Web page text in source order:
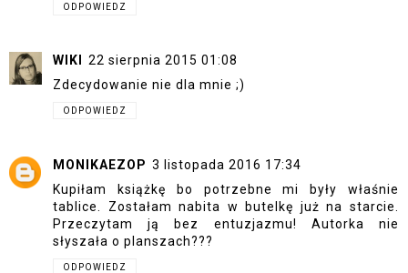
ODPOWIEDZ
WIKI
22 sierpnia 2015 01:08
Zdecydowanie nie dla mnie ;)
ODPOWIEDZ
MONIKAEZOP 3 listopada 2016 17:34
Kupiłam książkę bo potrzebne mi były właśnie
tablice. Zostałam nabita w butelkę już na starcie.
Przeczytam ją bez entuzjazmu! Autorka nie
słyszała o planszach???
ODPOWIEDZ